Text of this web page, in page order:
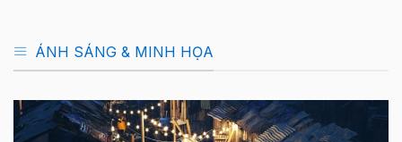
ÁNH SÁNG & MINH HỌA